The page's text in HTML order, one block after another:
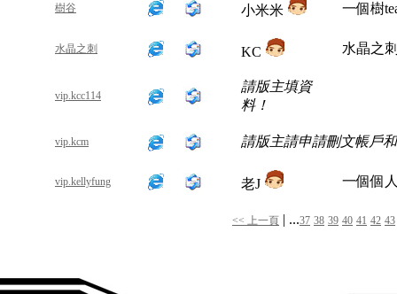
樹谷 小米米 一個樹
水晶之刺 KC 水晶之
vip.kcc114
請版主填資
料！
vip.kcm 請版主請申請刪文帳戶
vip.kellyfung 老J 一個個
<< 上一頁 | ...37 38 39 40 41 42 43